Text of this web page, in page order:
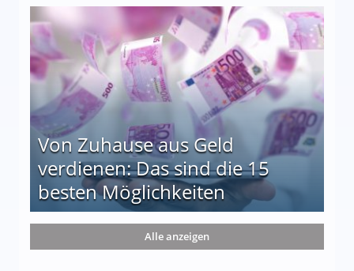
auf einen Blick
Von Zuhause aus Geld
verdienen: Das sind die 15
besten Möglichkeiten
die 15 besten Möglichkeiten
Alle anzeigen